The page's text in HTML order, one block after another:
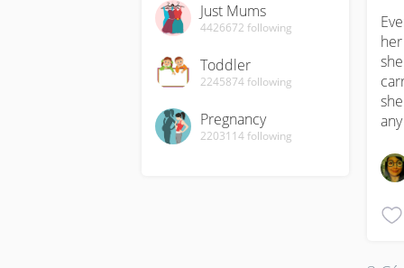
Just Mums
4426672 following
Toddler
2245874following
Pregnancy
2203114following